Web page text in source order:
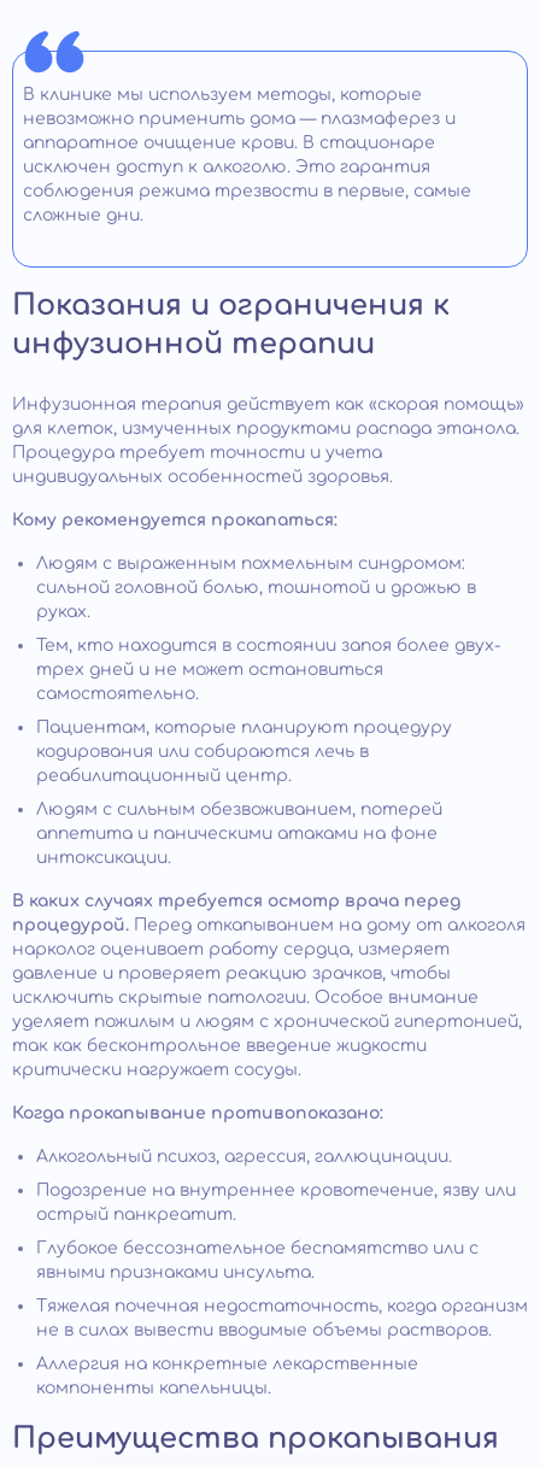
В клинике мы используем методы, которые
невозможно применить дома — плазмаферез и
аппаратное очищение крови. В стационаре
исключен доступ к алкоголю. Это гарантия
соблюдения режима трезвости в первые, самые
сложные дни.
Показания и ограничения к
инфузионной терапии
Инфузионная терапия действует как «скорая помощь»
для клеток, измученных продуктами распада этанола.
Процедура требует точности и учета
индивидуальных особенностей здоровья.
Кому рекомендуется прокапаться:
Людям с выраженным похмельным синдромом:
сильной головной болью, тошнотой и дрожью в
руках.
Тем, кто находится в состоянии запоя более двух-
трех дней и не может остановиться
самостоятельно.
Пациентам, которые планируют процедуру
кодирования или собираются лечь в
реабилитационный центр.
Людям с сильным обезвоживанием, потерей
аппетита и паническими атаками на фоне
интоксикации.
В каких случаях требуется осмотр врача перед
процедурой.
Перед откапыванием на дому от алкоголя
нарколог оценивает работу сердца, измеряет
давление и проверяет реакцию зрачков, чтобы
исключить скрытые патологии. Особое внимание
уделяет пожилым и людям с хронической гипертонией,
так как бесконтрольное введение жидкости
критически нагружает сосуды.
Когда прокапывание противопоказано:
Алкогольный психоз, агрессия, галлюцинации.
Подозрение на внутреннее кровотечение, язву или
острый панкреатит.
Глубокое бессознательное беспамятство или с
явными признаками инсульта.
Тяжелая почечная недостаточность, когда организм
не в силах вывести вводимые объемы растворов.
Аллергия на конкретные лекарственные
компоненты капельницы.
Преимущества прокапывания